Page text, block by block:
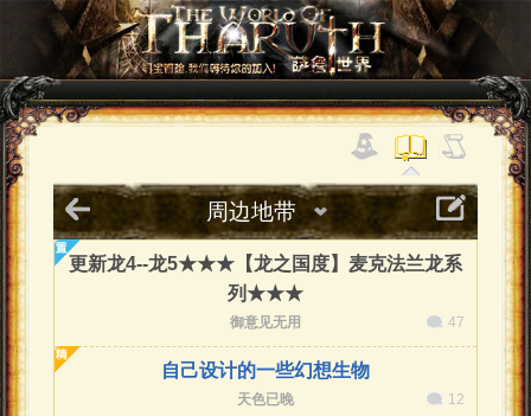
周边地带
更新龙4--龙5★★★【龙之国度】麦克法兰龙系
列★★★
御意见无用 47
自己设计的一些幻想生物
天色已晚 12